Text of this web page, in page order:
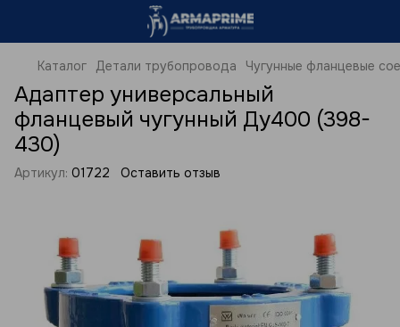
Каталог Детали трубопровода Чугунные фланцевые
Адаптер универсальный
фланцевый чугунный Ду400 (398-
430)
Артикул: 01722 Оставить отзыв